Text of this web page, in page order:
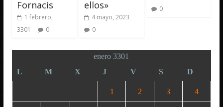
Fornacis
1 febrero,
3301
0
ellos»
4 mayo, 2023
0
0
enero 3301
L
M X J V S D
1 2 3 4